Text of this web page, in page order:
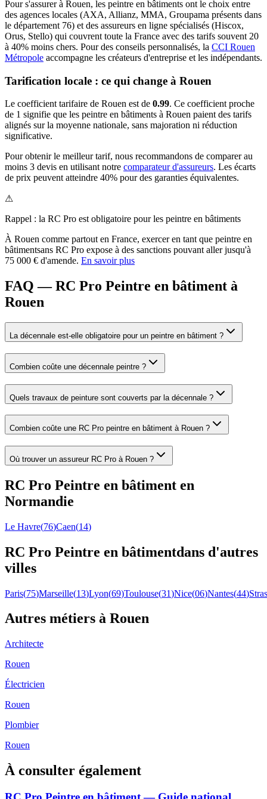
Pour s'assurer à Rouen, les peintre en bâtiments ont le choix entre
des agences locales (AXA, Allianz, MMA, Groupama présents dans
le département 76) et des assureurs en ligne spécialisés (Hiscox,
Orus, Stello) qui couvrent toute la France avec des tarifs souvent 20
à 40% moins chers. Pour des conseils personnalisés, la CCI Rouen
Métropole accompagne les créateurs d'entreprise et les indépendants.
Tarification locale : ce qui change à Rouen
Le coefficient tarifaire de Rouen est de 0.99. Ce coefficient proche
de 1 signifie que les peintre en bâtiments à Rouen paient des tarifs
alignés sur la moyenne nationale, sans majoration ni réduction
significative.
Pour obtenir le meilleur tarif, nous recommandons de comparer au
moins 3 devis en utilisant notre comparateur d'assureurs. Les écarts
de prix peuvent atteindre 40% pour des garanties équivalentes.
⚠
Rappel : la RC Pro est obligatoire pour les peintre en bâtiments
À Rouen comme partout en France, exercer en tant que peintre en
bâtimentsans RC Pro expose à des sanctions pouvant aller jusqu'à
75 000 € d'amende. En savoir plus
FAQ — RC Pro Peintre en bâtiment à
Rouen
La décennale est-elle obligatoire pour un peintre en bâtiment ?
Combien coûte une décennale peintre ?
Quels travaux de peinture sont couverts par la décennale ?
Combien coûte une RC Pro peintre en bâtiment à Rouen ?
Où trouver un assureur RC Pro à Rouen ?
RC Pro Peintre en bâtiment en
Normandie
Le Havre(76)Caen(14)
RC Pro Peintre en bâtimentdans d'autres
villes
Paris(75)Marseille(13)Lyon(69)Toulouse(31)Nice(06)Nantes(44)
Autres métiers à Rouen
Architecte
Rouen
Électricien
Rouen
Plombier
Rouen
À consulter également